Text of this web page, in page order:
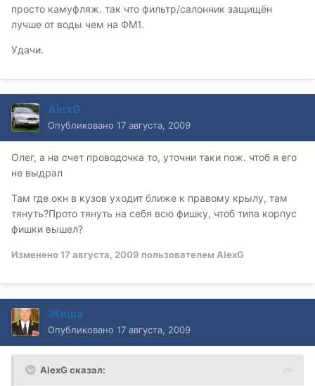
просто камуфляж. так что фильтр/салонник защищён
лучше от воды чем на ФМ1.
Удачи.
AlexG
Опубликовано 17 августа, 2009
Олег, а на счет проводочка то, уточни таки пож. чтоб я его
не выдрал
Там где окн в кузов уходит ближе к правому крылу, там
тянуть?Прото тянуть на себя всю фишку, чтоб типа корпус
фишки вышел?
Изменено17 августа, 2009 пользователем AlexG
Жиша
Опубликовано 17 августа, 2009
AlexG сказал: